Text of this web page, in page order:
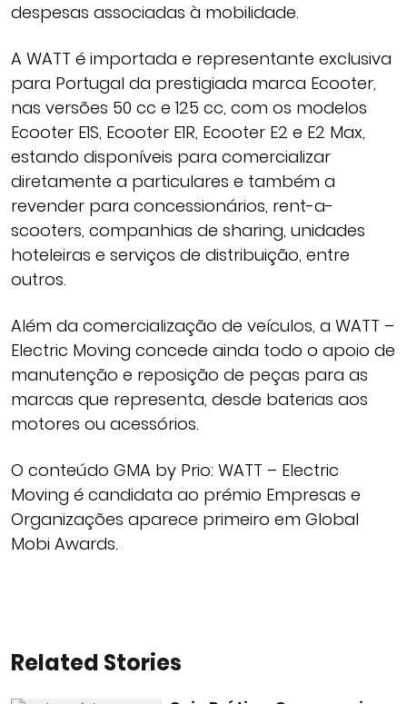
despesas associadas à mobilidade.
A WATT é importada e representante exclusiva
para Portugal da prestigiada marca Ecooter,
nas versões 50 cc e 125 cc, com os modelos
Ecooter E1S, Ecooter E1R, Ecooter E2 e E2 Max,
estando disponíveis para comercializar
diretamente a particulares e também a
revender para concessionários, rent-a-
scooters, companhias de sharing, unidades
hoteleiras e serviços de distribuição, entre
outros.
Além da comercialização de veículos, a WATT –
Electric Moving concede ainda todo o apoio de
manutenção e reposição de peças para as
marcas que representa, desde baterias aos
motores ou acessórios.
O conteúdo GMA by Prio: WATT – Electric
Moving é candidata ao prémio Empresas e
Organizações aparece primeiro em Global
Mobi Awards.
Related Stories